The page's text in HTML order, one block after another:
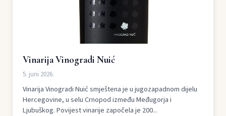
Vinarija Vinogradi Nuić
5. juni 2026.
Vinarija Vinogradi Nuić smještena je u jugozapadnom dijelu
Hercegovine, u selu Crnopod između Međugorja i
Ljubuškog. Povijest vinarije započela je 200...